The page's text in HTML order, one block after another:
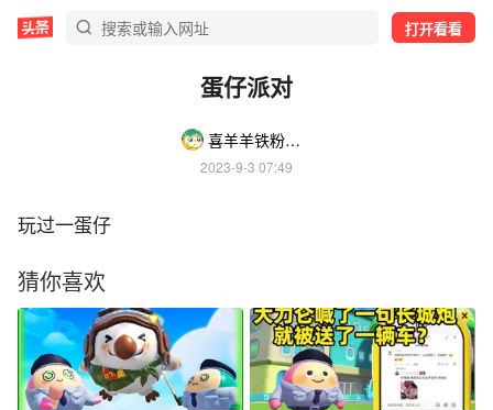
打开看看
蛋仔派对
喜羊羊铁粉zGpY
2023-9-3 07:49
玩过一蛋仔
猜你喜欢